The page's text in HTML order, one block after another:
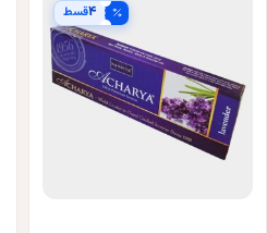
۴قسط